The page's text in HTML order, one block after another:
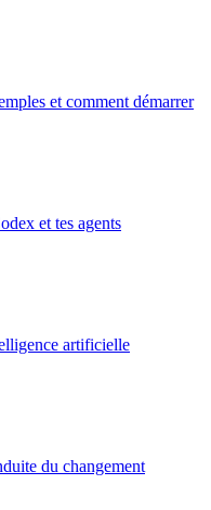
et comment démarrer
et tes agents
artificielle
du changement